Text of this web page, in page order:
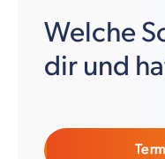
Welche
dir und